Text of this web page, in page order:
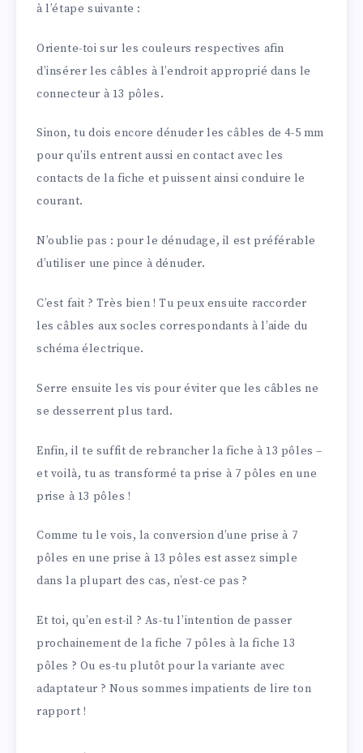
à l’étape suivante :
Oriente-toi sur les couleurs respectives afin
d’insérer les câbles à l’endroit approprié dans le
connecteur à 13 pôles.
Sinon, tu dois encore dénuder les câbles de 4-5 mm
pour qu’ils entrent aussi en contact avec les
contacts de la fiche et puissent ainsi conduire le
courant.
N’oublie pas : pour le dénudage, il est préférable
d’utiliser une pince à dénuder.
C’est fait ? Très bien ! Tu peux ensuite raccorder
les câbles aux socles correspondants à l’aide du
schéma électrique.
Serre ensuite les vis pour éviter que les câbles ne
se desserrent plus tard.
Enfin, il te suffit de rebrancher la fiche à 13 pôles –
et voilà, tu as transformé ta prise à 7 pôles en une
prise à 13 pôles !
Comme tu le vois, la conversion d’une prise à 7
pôles en une prise à 13 pôles est assez simple
dans la plupart des cas, n’est-ce pas ?
Et toi, qu’en est-il ? As-tu l’intention de passer
prochainement de la fiche 7 pôles à la fiche 13
pôles ? Ou es-tu plutôt pour la variante avec
adaptateur ? Nous sommes impatients de lire ton
rapport !